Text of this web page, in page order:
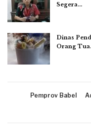
Segera…
Dinas
Orang
Pemprov Babel